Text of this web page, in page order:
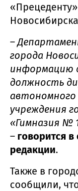
–
города
информацию
должность
учреждения
«Гимназия №
– говорится
редакции.
Также в
сообщили,